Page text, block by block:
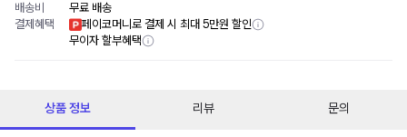
배송비
무료 배송
결제혜택
페이코머니로 결제 시 최대 5만원 할인
무이자 할부혜택
상품 정보 리뷰 문의